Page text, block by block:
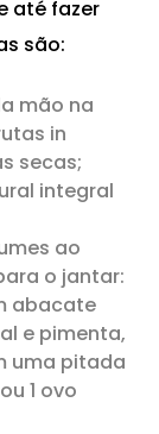
até fazer
são:
mão na
in
secas;
integral
ao
o jantar:
abacate
e pimenta,
uma pitada
1 ovo